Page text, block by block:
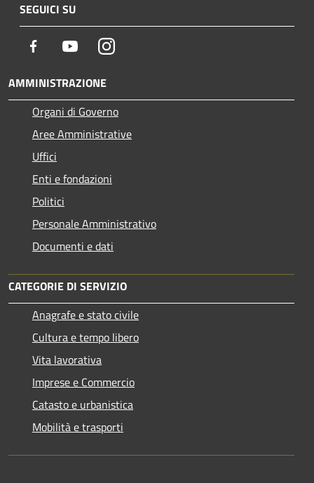
SEGUICI SU
Facebook YoutubeInstagram
AMMINISTRAZIONE
Organi di Governo
Aree Amministrative
Uffici
Enti e fondazioni
Politici
Personale Amministrativo
Documenti e dati
CATEGORIE DI SERVIZIO
Anagrafe e stato civile
Cultura e tempo libero
Vita lavorativa
Imprese e Commercio
Catasto e urbanistica
Mobilità e trasporti